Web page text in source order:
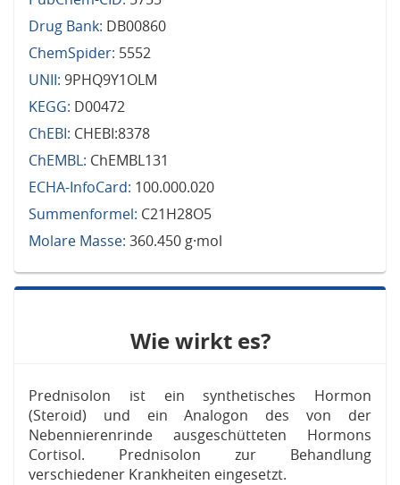
Drug Bank: DB00860
ChemSpider: 5552
UNII: 9PHQ9Y1OLM
KEGG: D00472
ChEBI: CHEBI:8378
ChEMBL: ChEMBL131
ECHA-InfoCard: 100.000.020
Summenformel: C21H28O5
Molare Masse: 360.450 g·mol
Wie wirkt es?
Prednisolon ist ein synthetisches Hormon
(Steroid) und ein Analogon des von der
Nebennierenrinde ausgeschütteten Hormons
Cortisol. Prednisolon zur Behandlung
verschiedener Krankheiten eingesetzt.